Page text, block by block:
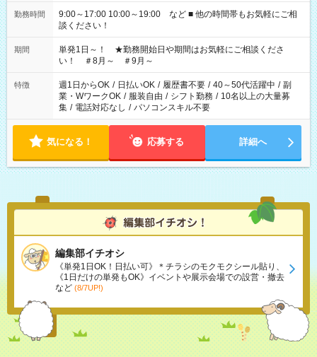
勤務時間
9:00～17:00 10:00～19:00 など ■ 他の時間帯もお気軽にご相
談ください！
期間
単発1日～！ ★勤務開始日や期間はお気軽にご相談くださ
い！ ＃8月～ ＃9月～
特徴 週1日からOK / 日払いOK / 履歴書不要 / 40～50代活躍中 / 副
業・WワークOK / 服装自由 / シフト勤務 / 10名以上の大量募
集 / 電話対応なし / パソコンスキル不要
気になる！ 応募する 詳細へ
編集部イチオシ
《単発1日OK！日払い可》＊チラシのモクモクシール貼り、
《1日だけの単発もOK》イベントや展示会場での設営・撤去
など (8/7UP!)